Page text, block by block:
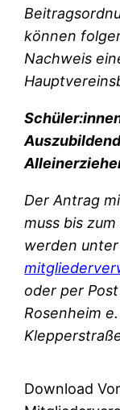
können
Nachweis
Der Antrag
muss bis
werden unter
oder per
Rosenheim
Download